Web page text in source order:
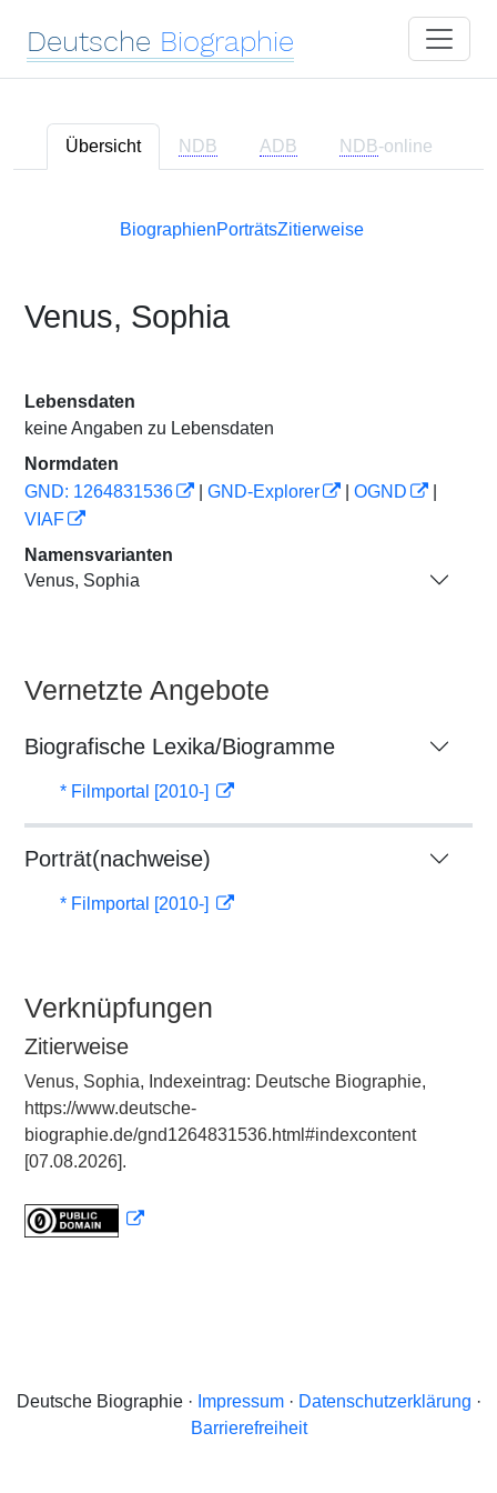
Deutsche Biographie
Übersicht NDB ADB NDB-online
BiographienPorträtsZitierweise
Venus, Sophia
Lebensdaten
keine Angaben zu Lebensdaten
Normdaten
GND: 1264831536
GND-Explorer OGND
VIAF
Namensvarianten
Venus, Sophia
Vernetzte Angebote
Biografische Lexika/Biogramme
* Filmportal [2010-]
Porträt(nachweise)
* Filmportal [2010-]
Verknüpfungen
Zitierweise
Venus, Sophia, Indexeintrag: Deutsche Biographie,
https://www.deutsche-
biographie.de/gnd1264831536.html#indexcontent
[07.08.2026].
Deutsche Biographie · Impressum· Datenschutzerklärung ·
Barrierefreiheit